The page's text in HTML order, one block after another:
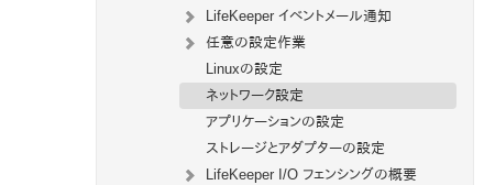
LifeKeeper イベントメール通知
任意の設定作業
Linuxの設定
ネットワーク設定
アプリケーションの設定
ストレージとアダプターの設定
LifeKeeper I/O フェンシングの概要